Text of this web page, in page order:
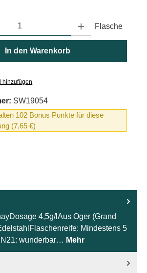
den gewünschten Wert ein oder benutze
Flasche
In den Warenkorb
hinzufügen
SW19054
102 Bonus Punkte für diese
(7,65 €)
4,5g/lAus Oger (Grand
Mindestens 5
wunderbar… Mehr